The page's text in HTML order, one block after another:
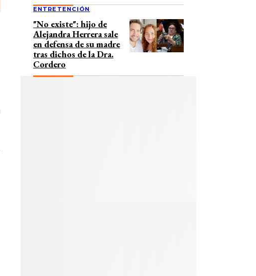
ENTRETENCIÓN
"No existe": hijo de
Alejandra Herrera sale
en defensa de su madre
tras dichos de la Dra.
Cordero